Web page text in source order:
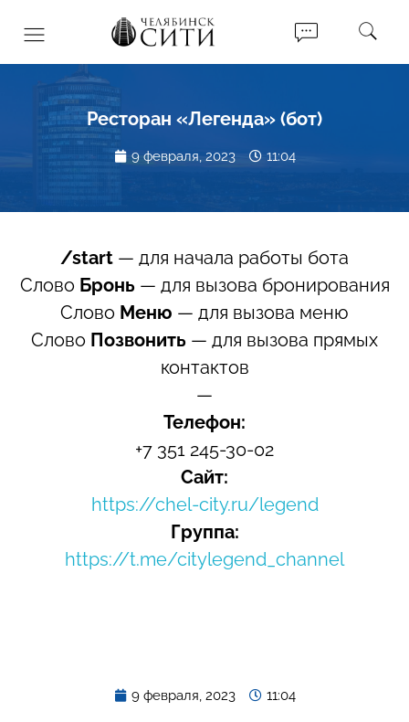
Ресторан «Легенда» (бот)
9 февраля, 2023 11:04
/start — для начала работы бота
Слово Бронь— для вызова бронирования
Слово Меню — для вызова меню
Слово Позвонить — для вызова прямых
контактов
—
Телефон:
+7 351 245-30-02
Сайт:
https://chel-city.ru/legend
Группа:
https://t.me/citylegend_channel
9 февраля, 2023 11:04